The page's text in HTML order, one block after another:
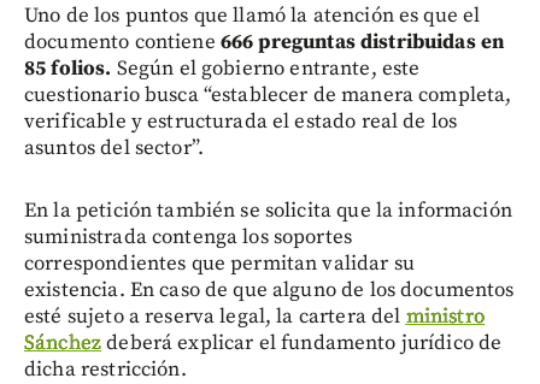
Uno de los puntos que llamó la atención es que el
documento contiene 666 preguntasdistribuidas en
85 folios. Según el gobierno entrante, este
cuestionario busca “establecer de manera completa,
verificable y estructurada el estado real de los
asuntos del sector”.
En la petición también se solicita que la información
suministrada contenga los soportes
correspondientes que permitan validar su
existencia. En caso de que alguno de los documentos
esté sujeto a reserva legal, la cartera del ministro
Sánchezdeberá explicar el fundamento jurídico de
dicha restricción.